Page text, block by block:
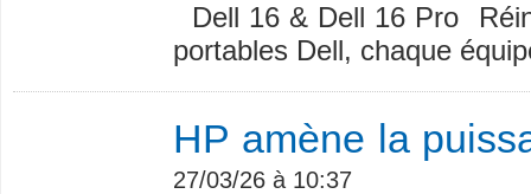
Dell 16 & Dell 16 Pro
portables Dell, chaque
HP amène la
27/03/26 à 10:37